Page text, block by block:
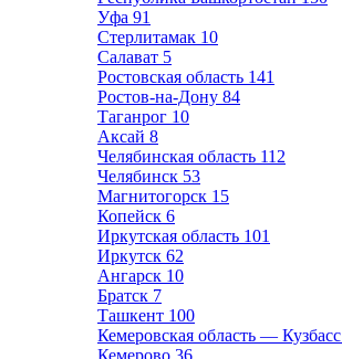
Уфа 91
Стерлитамак 10
Салават 5
Ростовская область 141
Ростов-на-Дону 84
Таганрог 10
Аксай 8
Челябинская область 112
Челябинск 53
Магнитогорск 15
Копейск 6
Иркутская область 101
Иркутск 62
Ангарск 10
Братск 7
Ташкент 100
Кемеровская область — Кузбасс
Кемерово 36